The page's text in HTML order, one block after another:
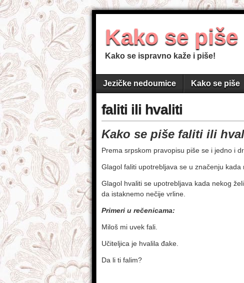
Kako se piše
Kako se ispravno kaže i piše!
Jezičke nedoumice Kako se piše
faliti ili hvaliti
Kako se piše faliti ili
Prema srpskom pravopisu piše se i jedno i
Glagol faliti upotrebljava se u značenju kada
Glagol hvaliti se upotrebljava kada nekog
da istaknemo nečije vrline.
Primeri u rečenicama:
Miloš mi uvek fali.
Učiteljica je hvalila đake.
Da li ti falim?